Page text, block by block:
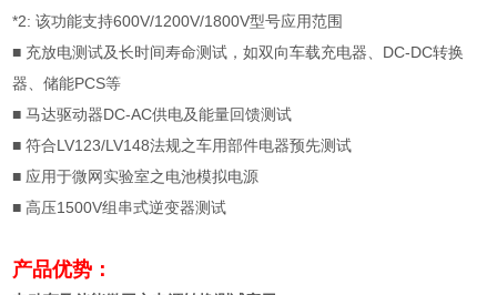
*2:该功能支持600V/1200V/1800V型号应用范围
■ 充放电测试及长时间寿命测试，如双向车载充电器、 DC-DC转换
器、储能PCS等
■马达驱动器DC-AC供电及能量回馈测试
■符合LV123/LV148法规之车用部件电器预先测试
■ 应用于微网实验室之电池模拟电源
■ 高压1500V组串式逆变器测试
产品优势：